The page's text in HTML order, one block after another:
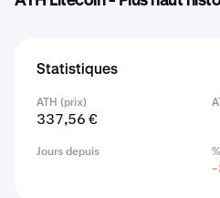
Statistiques
ATH (prix)
337,56 €
Jours depuis
-